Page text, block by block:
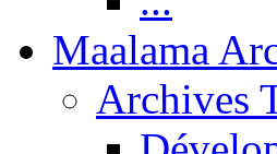
Maalama
Archives